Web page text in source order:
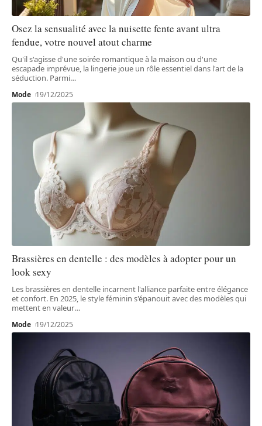
Osez la sensualité avec la nuisette fente avant ultra
fendue, votre nouvel atout charme
Qu'il s'agisse d'une soirée romantique à la maison ou d'une
escapade imprévue, la lingerie joue un rôle essentiel dans l'art de la
séduction. Parmi…
Mode 19/12/2025
Brassières en dentelle : des modèles à adopter pour un
look sexy
Les brassières en dentelle incarnent l'alliance parfaite entre élégance
et confort. En 2025, le style féminin s'épanouit avec des modèles qui
mettent en valeur…
Mode 19/12/2025